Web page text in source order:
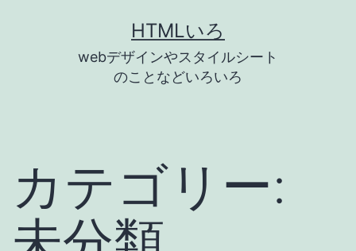
HTMLいろ
webデザインやスタイルシート
のことなどいろいろ
カテゴリー: